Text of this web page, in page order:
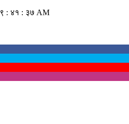
९ : ४१ : ३७ AM